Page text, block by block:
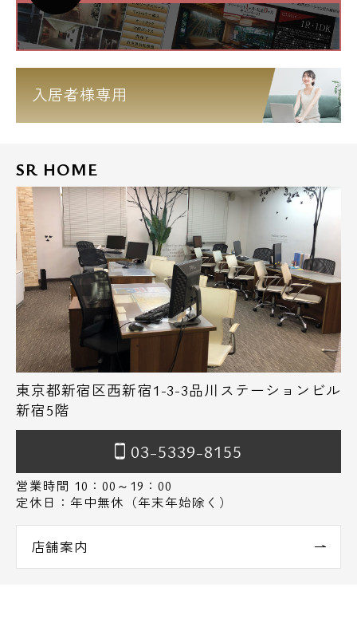
入居者様専用
SR HOME
東京都新宿区西新宿1-3-3品川ステーションビル
新宿5階
03-5339-8155
営業時間 10：00～19：00
定休日：年中無休（年末年始除く）
店舗案内